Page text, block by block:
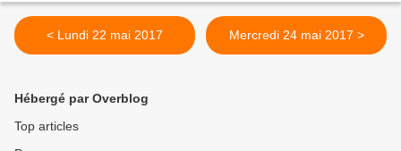
< Lundi 22 mai 2017 Mercredi 24 mai 2017 >
Hébergé par Overblog
Top articles